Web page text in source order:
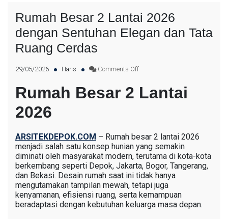
Rumah Besar 2 Lantai 2026
dengan Sentuhan Elegan dan Tata
Ruang Cerdas
29/05/2026 Haris Comments Off
Rumah Besar 2 Lantai
2026
ARSITEKDEPOK.COM – Rumah besar 2 lantai 2026
menjadi salah satu konsep hunian yang semakin
diminati oleh masyarakat modern, terutama di kota-kota
berkembang seperti Depok, Jakarta, Bogor, Tangerang,
dan Bekasi. Desain rumah saat ini tidak hanya
mengutamakan tampilan mewah, tetapi juga
kenyamanan, efisiensi ruang, serta kemampuan
beradaptasi dengan kebutuhan keluarga masa depan.